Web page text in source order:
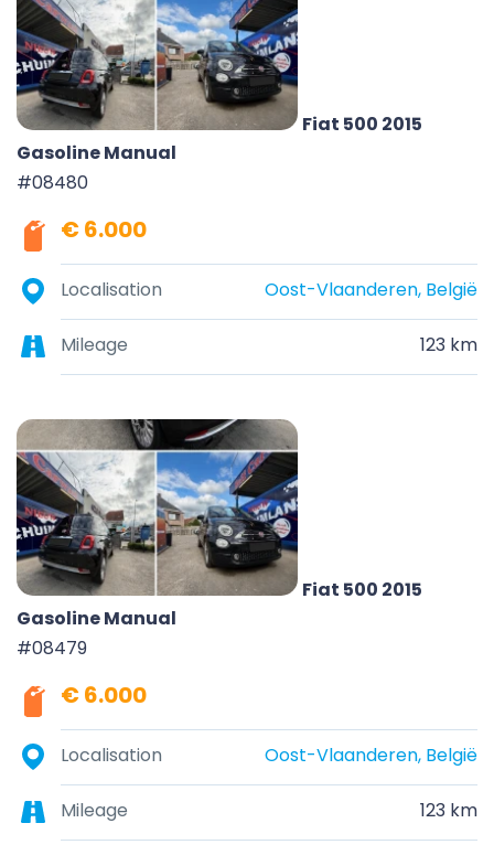
Fiat 500 2015
Gasoline Manual
#08480
€ 6.000
Localisation Oost-Vlaanderen, België
Mileage 123 km
Fiat 500 2015
Gasoline Manual
#08479
€ 6.000
Localisation Oost-Vlaanderen, België
Mileage 123 km